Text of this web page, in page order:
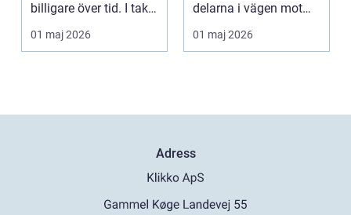
billigare över tid. I takt
med att fler s...
01 maj 2026
delarna i vägen mot
körkort. Många
kommer ...
01 maj 2026
Adress